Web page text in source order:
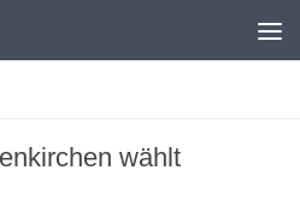
wählt